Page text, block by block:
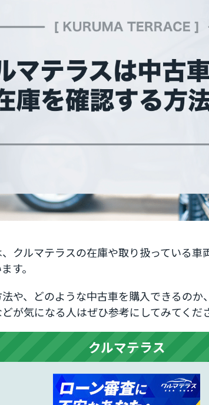
クルマテラスの在庫や取り扱っている車
す。
や、どのような中古車を購入できるのか
が気になる人はぜひ参考にしてみてくだ
クルマテラス